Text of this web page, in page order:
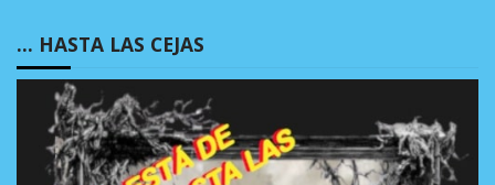
… HASTA LAS CEJAS